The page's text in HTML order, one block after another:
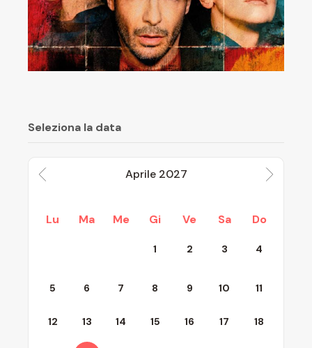
Seleziona la data
Aprile 2027
Lu Ma Me Gi Ve Sa Do
1 2 3 4
5 6 7 8 9 10 11
12 13 14 15 16 17 18